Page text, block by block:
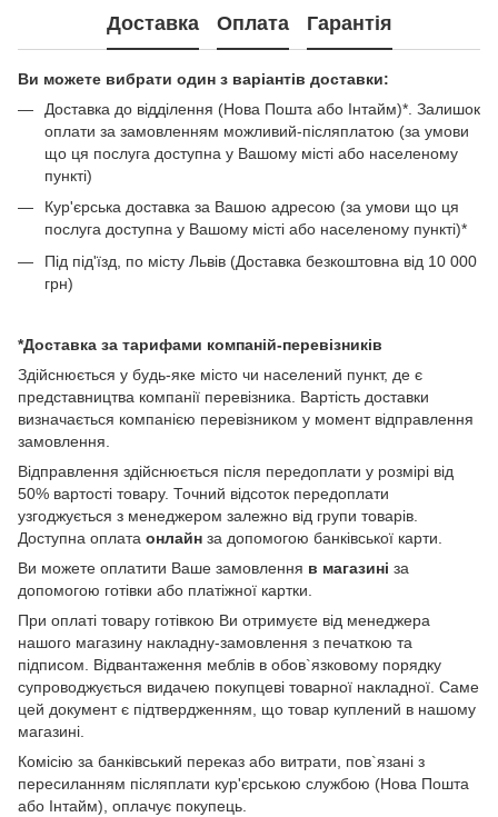
Доставка Оплата Гарантія
Ви можете вибрати один з варіантів доставки:
Доставка до відділення (Нова Пошта або Інтайм)*. Залишок
оплати за замовленням можливий-післяплатою (за умови
що ця послуга доступна у Вашому місті або населеному
пункті)
Кур'єрська доставка за Вашою адресою (за умови що ця
послуга доступна у Вашому місті або населеному пункті)*
Під під'їзд, по місту Львів (Доставка безкоштовна від 10 000
грн)
*Доставка за тарифами компаній-перевізників
Здійснюється у будь-яке місто чи населений пункт, де є
представництва компанії перевізника. Вартість доставки
визначається компанією перевізником у момент відправлення
замовлення.
Відправлення здійснюється після передоплати у розмірі від
50% вартості товару. Точний відсоток передоплати
узгоджується з менеджером залежно від групи товарів.
Доступна оплата онлайн за допомогою банківської карти.
Ви можете оплатити Ваше замовлення в магазині за
допомогою готівки або платіжної картки.
При оплаті товару готівкою Ви отримуєте від менеджера
нашого магазину накладну-замовлення з печаткою та
підписом. Відвантаження меблів в обов`язковому порядку
супроводжується видачею покупцеві товарної накладної. Саме
цей документ є підтвердженням, що товар куплений в нашому
магазині.
Комісію за банківський переказ або витрати, пов`язані з
пересиланням післяплати кур'єрською службою (Нова Пошта
або Інтайм), оплачує покупець.